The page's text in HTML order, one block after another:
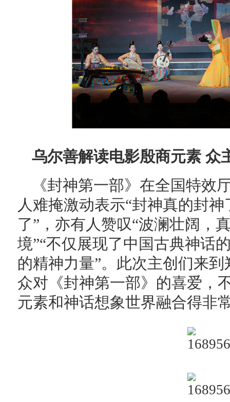
乌尔善解读电影殷商元素 众
《封神第一部》在全国特效
人难掩激动表示“封神真的封
了”，亦有人赞叹“波澜壮阔，
境”“不仅展现了中国古典神话
的精神力量”。此次主创们来
众对《封神第一部》的喜爱，
元素和神话想象世界融合得非